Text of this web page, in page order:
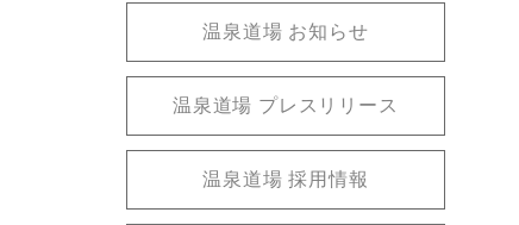
温泉道場 お知らせ
温泉道場 プレスリリース
温泉道場 採用情報